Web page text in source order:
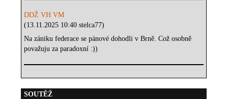
DDŽ VH VM
(13.11.2025 10:40 stelca77)
Na zániku federace se pánové dohodli v Brně. Což osobně
považuju za paradoxní :))
SOUTĚŽ